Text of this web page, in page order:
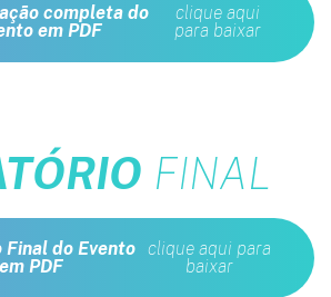
completa do
em PDF
clique aqui
para baixar
FINAL
Final do Evento
em PDF
clique aqui para
baixar